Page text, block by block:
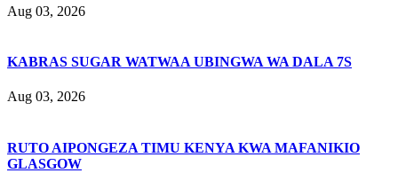
Aug 03, 2026
KABRAS SUGAR WATWAA UBINGWA WA DALA 7S
Aug 03, 2026
RUTO AIPONGEZA TIMU KENYA KWA MAFANIKIO
GLASGOW